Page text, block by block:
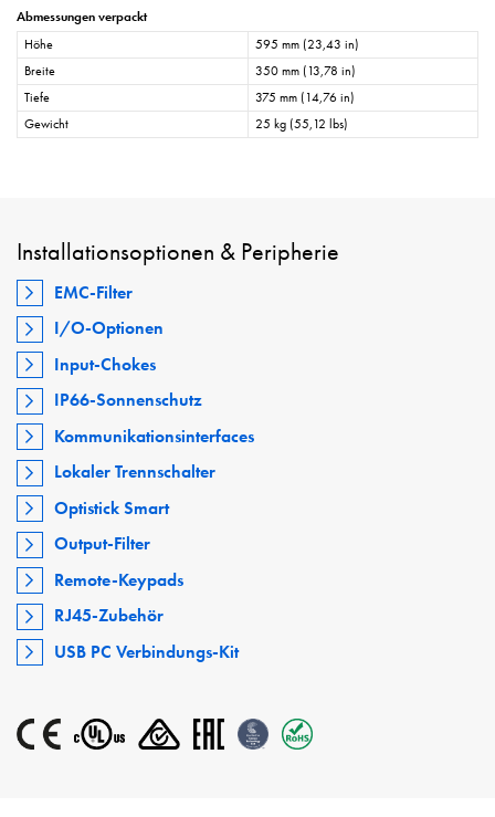
Abmessungen verpackt
Höhe
595 mm (23,43 in)
Breite
350 mm (13,78 in)
Tiefe
375 mm (14,76 in)
Gewicht
25 kg (55,12 lbs)
Installationsoptionen & Peripherie
EMC-Filter
I/O-Optionen
Input-Chokes
IP66-Sonnenschutz
Kommunikationsinterfaces
Lokaler Trennschalter
Optistick Smart
Output-Filter
Remote-Keypads
RJ45-Zubehör
USB PC Verbindungs-Kit